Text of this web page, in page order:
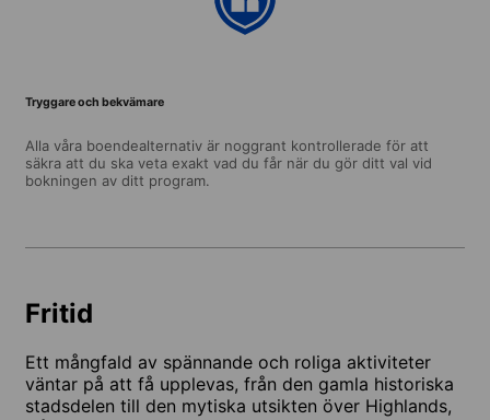
Tryggare och bekvämare
Alla våra boendealternativ är noggrant kontrollerade för att
säkra att du ska veta exakt vad du får när du gör ditt val vid
bokningen av ditt program.
Fritid
Ett mångfald av spännande och roliga aktiviteter
väntar på att få upplevas, från den gamla historiska
stadsdelen till den mytiska utsikten över Highlands,